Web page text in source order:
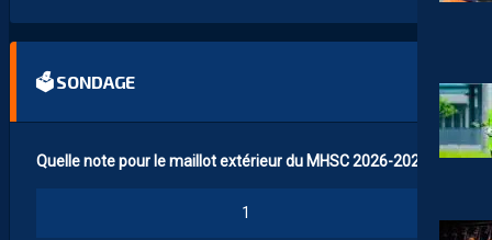
🗳 SONDAGE
Quelle note pour le maillot extérieur du MHSC 2026-2027 ?
1